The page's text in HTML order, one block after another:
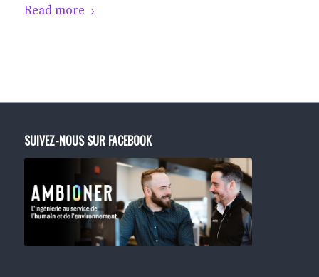
Read more
SUIVEZ-NOUS SUR FACEBOOK